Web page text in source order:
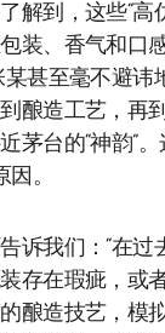
解到，这些“高
装、香气和口
甚至毫不避讳
酿造工艺，再
茅台的“神韵”
。
诉我们：“在过
存在瑕疵，或
酿造技艺，模